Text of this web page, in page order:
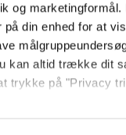
og
din enhed for at
kan altid trække dit
trykke på "Privacy